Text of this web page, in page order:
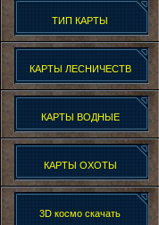
ТИП КАРТЫ
КАРТЫ ЛЕСНИЧЕСТВ
КАРТЫ ВОДНЫЕ
КАРТЫ ОХОТЫ
3D космо скачать